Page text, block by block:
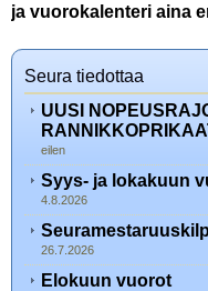
ja vuorokalenteri aina
Seura tiedottaa
UUSI
eilen
Syys- ja lokakuun
4.8.2026
26.7.2026
Elokuun vuorot